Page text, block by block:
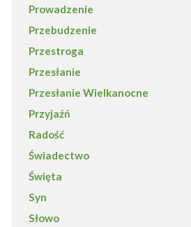
Prowadzenie
Przebudzenie
Przestroga
Przesłanie
Przesłanie Wielkanocne
Przyjaźń
Radość
Świadectwo
Święta
Syn
Słowo